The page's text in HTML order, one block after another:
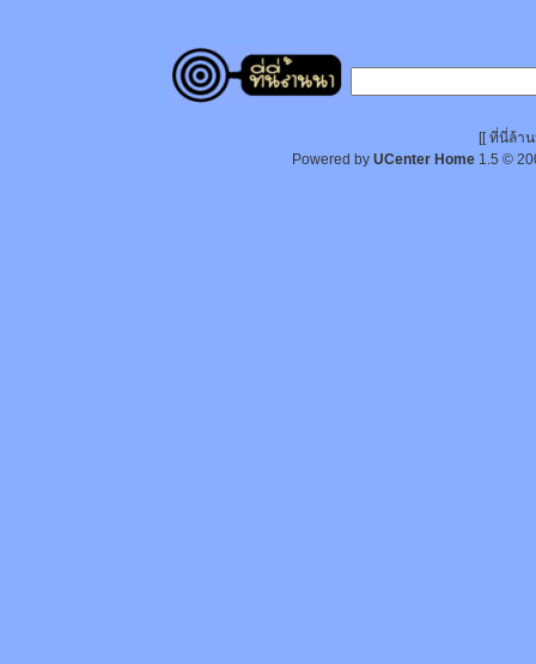
[[ ที่นี่ล้า
Powered by UCenter Home 1.5 ©